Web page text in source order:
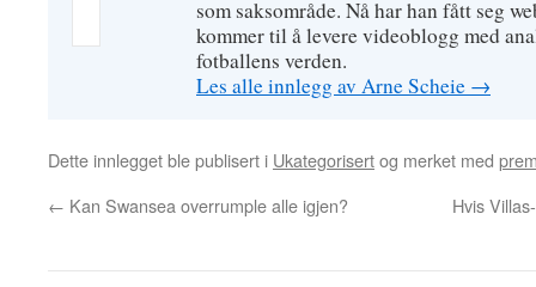
som saksområde. Nå har han fått seg
kommer til å levere videoblogg med
fotballens verden.
Les alle innlegg av Arne Scheie →
Dette innlegget ble publisert i Ukategorisertog merket med
← Kan Swansea overrumple alle igjen? Hvis